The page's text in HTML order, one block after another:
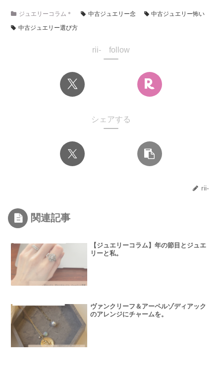
ジュエリーコラム＊ 中古ジュエリー念
中古ジュエリー怖い
中古ジュエリー選び方
rii- follow
シェアする
rii-
関連記事
【ジュエリーコラム】年の節目とジュエ
リーと私。
ヴァンクリーフ＆アーペルゾディアック
のアレンジにチャームを。